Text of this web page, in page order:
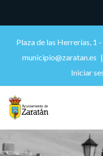
Plaza de las Herrerías, 1
municipio@zaratan.es
Iniciar